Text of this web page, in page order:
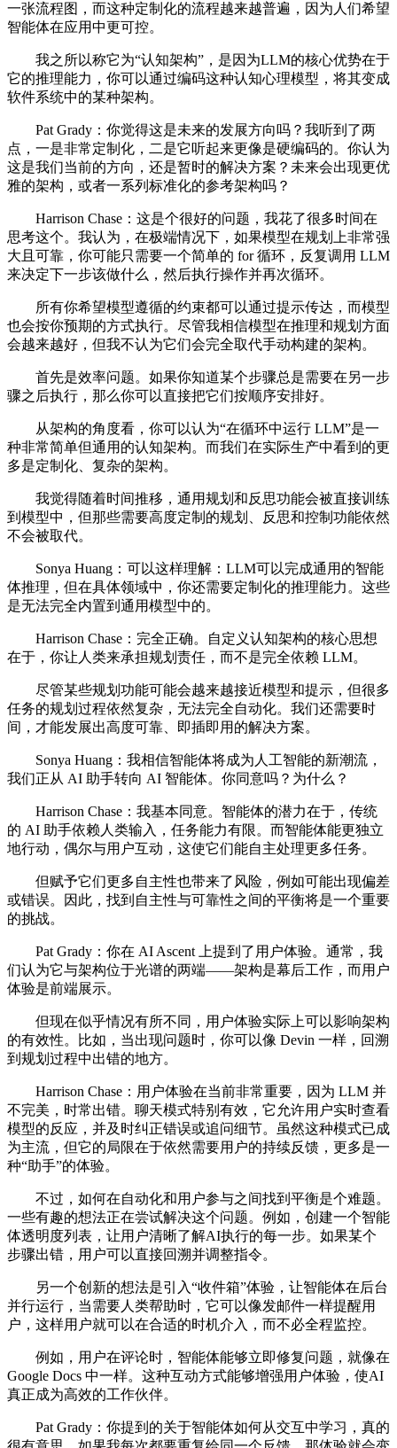
一张流程图，而这种定制化的流程越来越普遍，因为人们希望
智能体在应用中更可控。
我之所以称它为“认知架构”，是因为LLM的核心优势在于
它的推理能力，你可以通过编码这种认知心理模型，将其变成
软件系统中的某种架构。
Pat Grady：你觉得这是未来的发展方向吗？我听到了两
点，一是非常定制化，二是它听起来更像是硬编码的。你认为
这是我们当前的方向，还是暂时的解决方案？未来会出现更优
雅的架构，或者一系列标准化的参考架构吗？
Harrison Chase：这是个很好的问题，我花了很多时间在
思考这个。我认为，在极端情况下，如果模型在规划上非常强
大且可靠，你可能只需要一个简单的 for 循环，反复调用 LLM
来决定下一步该做什么，然后执行操作并再次循环。
所有你希望模型遵循的约束都可以通过提示传达，而模型
也会按你预期的方式执行。尽管我相信模型在推理和规划方面
会越来越好，但我不认为它们会完全取代手动构建的架构。
首先是效率问题。如果你知道某个步骤总是需要在另一步
骤之后执行，那么你可以直接把它们按顺序安排好。
从架构的角度看，你可以认为“在循环中运行 LLM”是一
种非常简单但通用的认知架构。而我们在实际生产中看到的更
多是定制化、复杂的架构。
我觉得随着时间推移，通用规划和反思功能会被直接训练
到模型中，但那些需要高度定制的规划、反思和控制功能依然
不会被取代。
Sonya Huang：可以这样理解：LLM可以完成通用的智能
体推理，但在具体领域中，你还需要定制化的推理能力。这些
是无法完全内置到通用模型中的。
Harrison Chase：完全正确。自定义认知架构的核心思想
在于，你让人类来承担规划责任，而不是完全依赖 LLM。
尽管某些规划功能可能会越来越接近模型和提示，但很多
任务的规划过程依然复杂，无法完全自动化。我们还需要时
间，才能发展出高度可靠、即插即用的解决方案。
Sonya Huang：我相信智能体将成为人工智能的新潮流，
我们正从 AI 助手转向 AI 智能体。你同意吗？为什么？
Harrison Chase：我基本同意。智能体的潜力在于，传统
的 AI 助手依赖人类输入，任务能力有限。而智能体能更独立
地行动，偶尔与用户互动，这使它们能自主处理更多任务。
但赋予它们更多自主性也带来了风险，例如可能出现偏差
或错误。因此，找到自主性与可靠性之间的平衡将是一个重要
的挑战。
Pat Grady：你在 AI Ascent 上提到了用户体验。通常，我
们认为它与架构位于光谱的两端——架构是幕后工作，而用户
体验是前端展示。
但现在似乎情况有所不同，用户体验实际上可以影响架构
的有效性。比如，当出现问题时，你可以像 Devin 一样，回溯
到规划过程中出错的地方。
Harrison Chase：用户体验在当前非常重要，因为 LLM 并
不完美，时常出错。聊天模式特别有效，它允许用户实时查看
模型的反应，并及时纠正错误或追问细节。虽然这种模式已成
为主流，但它的局限在于依然需要用户的持续反馈，更多是一
种“助手”的体验。
不过，如何在自动化和用户参与之间找到平衡是个难题。
一些有趣的想法正在尝试解决这个问题。例如，创建一个智能
体透明度列表，让用户清晰了解AI执行的每一步。如果某个
步骤出错，用户可以直接回溯并调整指令。
另一个创新的想法是引入“收件箱”体验，让智能体在后台
并行运行，当需要人类帮助时，它可以像发邮件一样提醒用
户，这样用户就可以在合适的时机介入，而不必全程监控。
例如，用户在评论时，智能体能够立即修复问题，就像在
Google Docs 中一样。这种互动方式能够增强用户体验，使AI
真正成为高效的工作伙伴。
Pat Grady：你提到的关于智能体如何从交互中学习，真的